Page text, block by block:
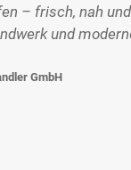
– frisch, nah
und
GmbH